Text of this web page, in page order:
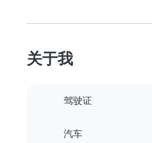
关于我
驾驶证
汽车